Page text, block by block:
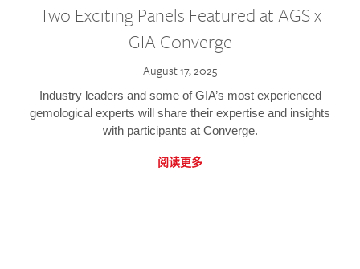
Two Exciting Panels Featured at AGS x
GIA Converge
August 17, 2025
Industry leaders and some of GIA’s most experienced
gemological experts will share their expertise and insights
with participants at Converge.
阅读更多